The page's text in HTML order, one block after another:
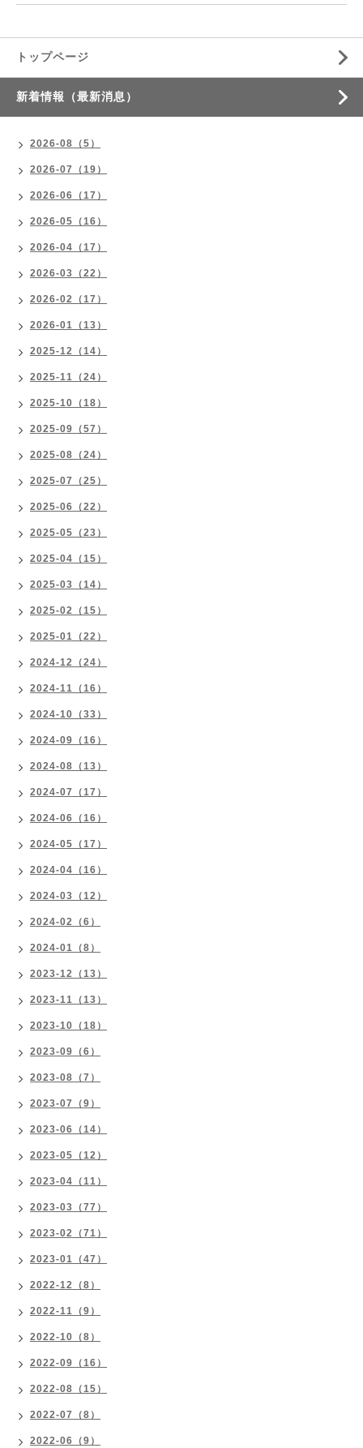
トップページ
新着情報（最新消息）
2026-08（5）
2026-07（19）
2026-06（17）
2026-05（16）
2026-04（17）
2026-03（22）
2026-02（17）
2026-01（13）
2025-12（14）
2025-11（24）
2025-10（18）
2025-09（57）
2025-08（24）
2025-07（25）
2025-06（22）
2025-05（23）
2025-04（15）
2025-03（14）
2025-02（15）
2025-01（22）
2024-12（24）
2024-11（16）
2024-10（33）
2024-09（16）
2024-08（13）
2024-07（17）
2024-06（16）
2024-05（17）
2024-04（16）
2024-03（12）
2024-02（6）
2024-01（8）
2023-12（13）
2023-11（13）
2023-10（18）
2023-09（6）
2023-08（7）
2023-07（9）
2023-06（14）
2023-05（12）
2023-04（11）
2023-03（77）
2023-02（71）
2023-01（47）
2022-12（8）
2022-11（9）
2022-10（8）
2022-09（16）
2022-08（15）
2022-07（8）
2022-06（9）